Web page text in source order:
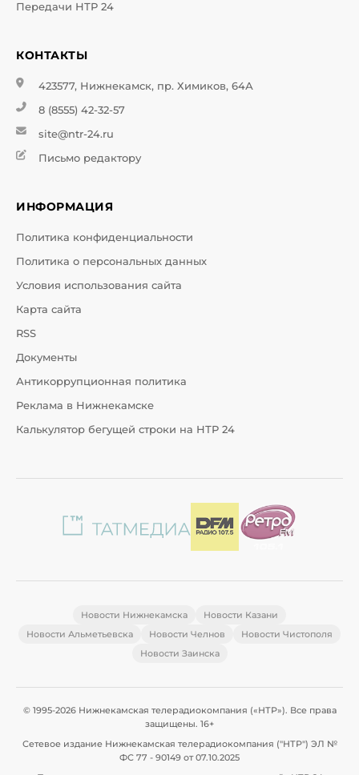
Передачи НТР 24
КОНТАКТЫ
423577, Нижнекамск, пр. Химиков, 64А
8 (8555) 42-32-57
site@ntr-24.ru
Письмо редактору
ИНФОРМАЦИЯ
Политика конфиденциальности
Политика о персональных данных
Условия использования сайта
Карта сайта
RSS
Документы
Антикоррупционная политика
Реклама в Нижнекамске
Калькулятор бегущей строки на НТР 24
Новости Нижнекамска
Новости Казани
Новости Альметьевска
Новости Челнов
Новости Чистополя
Новости Заинска
© 1995-2026 Нижнекамская телерадиокомпания («НТР»). Все права
защищены. 16+
Сетевое издание Нижнекамская телерадиокомпания ("НТР") ЭЛ №
ФС 77 - 90149 от 07.10.2025